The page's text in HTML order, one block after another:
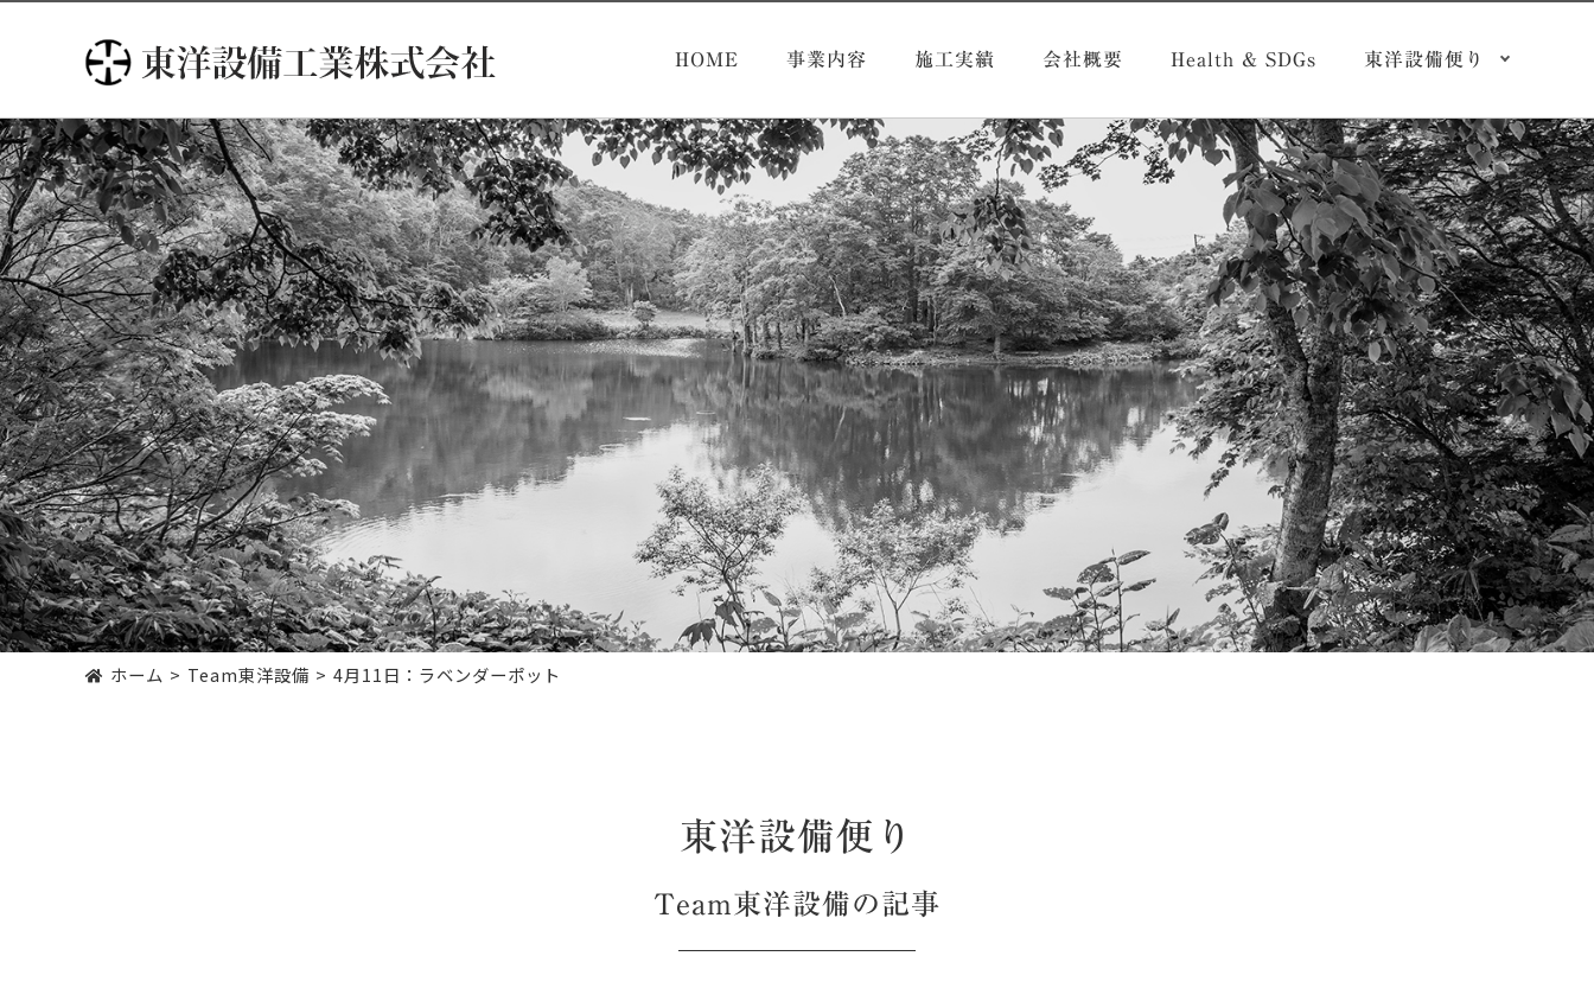
ン
ツ
へ
ス
キ
ッ
プ
HOME 事業内容 施工実績 会社概要 Health & SDGs 東洋設備便り
ホーム Team東洋設備 4月11日：ラベンダーポット
東洋設備便り
Team東洋設備の記事